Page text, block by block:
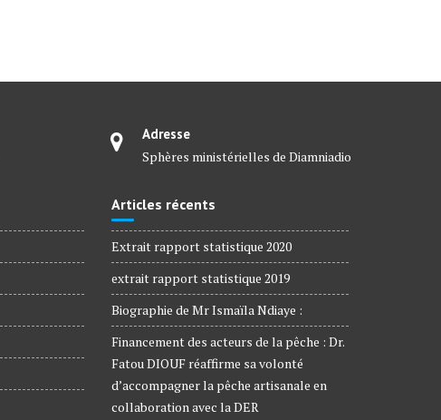
Adresse
Sphères ministérielles de Diamniadio
Articles récents
Extrait rapport statistique 2020
extrait rapport statistique 2019
Biographie de Mr Ismaïla Ndiaye :
Financement des acteurs de la pêche : Dr.
Fatou DIOUF réaffirme sa volonté
d’accompagner la pêche artisanale en
collaboration avec la DER